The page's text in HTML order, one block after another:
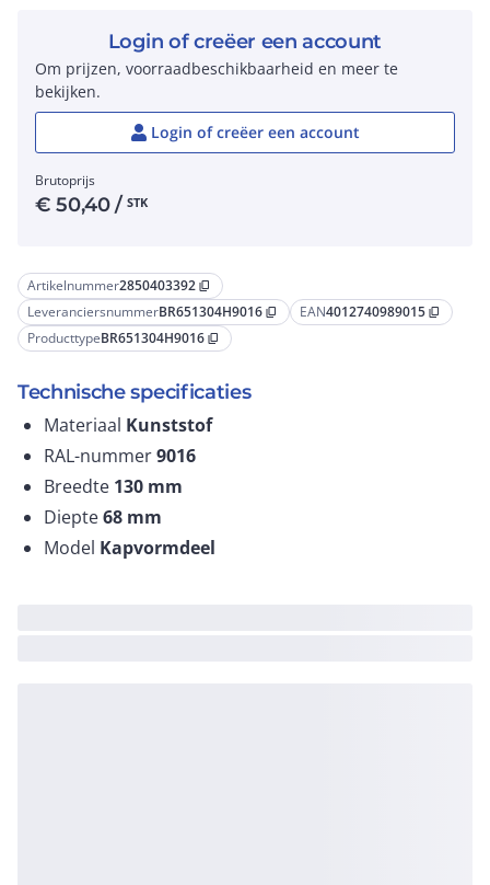
Artikelnummer2850403392 content_copy
LeveranciersnummerBR651304H9016 content_copy EAN4012740989015 content_copy
ProducttypeBR651304H9016 content_copy
Technische specificaties
Materiaal Kunststof
RAL-nummer9016
Breedte 130 mm
Diepte68 mm
Model Kapvormdeel
Login of creëer een account
Om prijzen, voorraadbeschikbaarheid en meer te
bekijken.
Login of creëer een account
Brutoprijs
€50,40/ STK